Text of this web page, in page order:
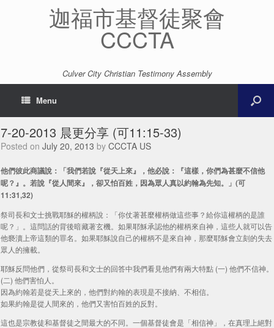
迦福市基督徒聚會
CCCTA
Culver City Christian Testimony Assembly
Menu
7-20-2013 晨更分享 (可11:15-33)
Posted on July 20, 2013 by CCCTA US
他們彼此商議說：「我們若說『從天上來』，他必說：『這樣，你們為甚麼不信他
呢？』。若說『從人間來』，卻又怕百姓，因為眾人真以約翰為先知。」(可
11:31,32)
祭司長和文士挑戰耶穌的權柄說：「你仗著甚麼權柄做這些事？給你這權柄的是誰
呢？」。這問話的背後暗藏著玄機。如果耶穌承認他的權柄來自神，這些人就可以告
他褻瀆上帝這類的罪名。如果耶穌說自己的權柄不是來自神，那麼耶穌會立刻的失去
眾人的擁載。
耶穌反問他們，從祭司長和文士的回答中我們看見他們有兩大特點 (一) 他們不信神。
(二) 他們害怕人。
因為約翰若是從天上來的，他們對約翰的表現是不接納、不相信。
如果約翰是從人間來的，他們又害怕百姓的反對。
這也是宗教徒和基督徒之間最大的不同。一個基督徒會是「相信神」，在真理上絕對